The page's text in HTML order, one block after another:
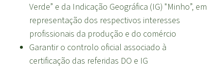
Verde” e da Indicação Geográfica (IG) "Minho”, em
representação dos respectivos interesses
profissionais da produção e do comércio
Garantir o controlo oficial associado à
certificação das referidas DO e IG